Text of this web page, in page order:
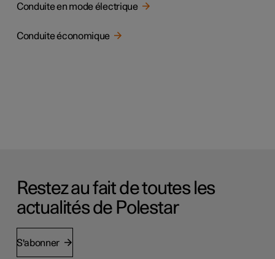
Conduite en mode électrique
Conduite économique
Restez au fait de toutes les
actualités de Polestar
S'abonner